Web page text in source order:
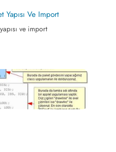
Yapısı Ve Import
ve import